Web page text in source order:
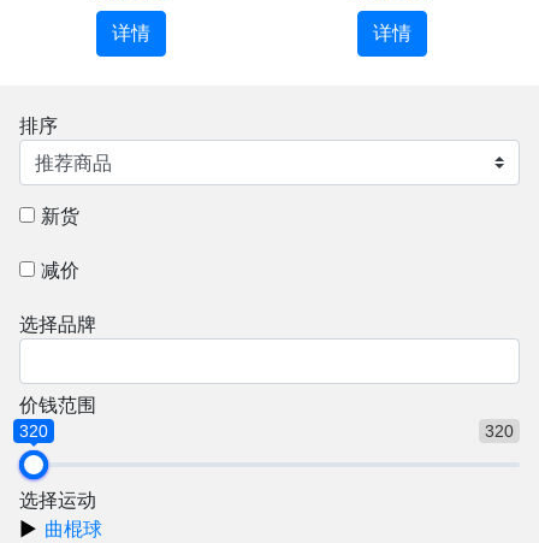
详情 详情
排序
新货
减价
选择品牌
价钱范围
320
320
选择运动
曲棍球